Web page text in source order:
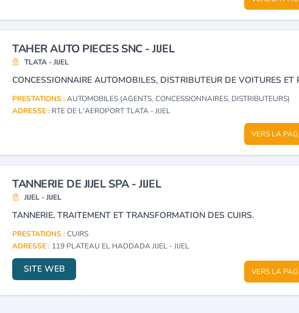
TAHER AUTO PIECES SNC - JIJEL
TLATA - JIJEL
PRESTATIONS :AUTOMOBILES (AGENTS, CONCESSIONNAIRES, DISTRIBUTEURS)
ADRESSE : RTE DE L'AEROPORT TLATA - JIJEL
VERS LA
TANNERIE DE JIJEL SPA - JIJEL
JIJEL - JIJEL
TANNERIE, TRAITEMENT ET TRANSFORMATION DES CUIRS.
PRESTATIONS :CUIRS
ADRESSE : 119 PLATEAU EL HADDADA JIJEL - JIJEL
SITE WEB VERS LA